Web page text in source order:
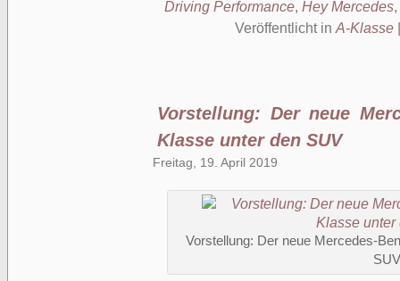
Driving Performance, Hey Mercedes,
Veröffentlicht in A-Klasse
Vorstellung: Der neue
Klasse unter den SUV
Freitag, 19. April 2019
Vorstellung: Der neue Mercedes-
SUV